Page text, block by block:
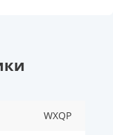
WXQP